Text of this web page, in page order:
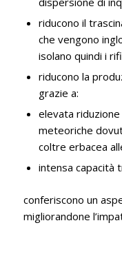
riducono il
che vengono
isolano quindi i
riducono la
grazie a:
elevata
meteoriche
coltre erbacea
intensa capacità
conferiscono un
migliorandone